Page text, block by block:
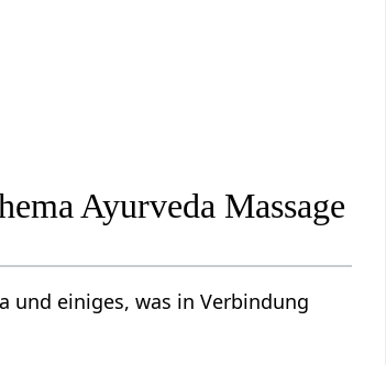
Ayurveda Massage
und einiges, was in Verbindung